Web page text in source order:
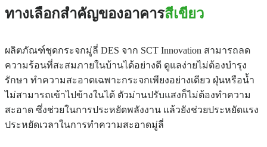
ทางเลือกสำคัญของอาคารสีเขียว
ผลิตภัณฑ์ชุดกระจกมู่ลี่ DES จาก SCT Innovation สามารถลด
ความร้อนที่สะสมภายในบ้านได้อย่างดี ดูแลง่ายไม่ต้องบำรุง
รักษา ทำความสะอาดเฉพาะกระจกเพียงอย่างเดียว ฝุ่นหรือน้ำ
ไม่สามารถเข้าไปข้างในได้ ตัวม่านปรับแสงก็ไม่ต้องทำความ
สะอาด ซึ่งช่วยในการประหยัดพลังงาน แล้วยังช่วยประหยัดแรง
ประหยัดเวลาในการทำความสะอาดมู่ลี่